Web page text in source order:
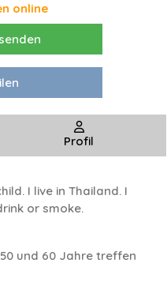
online
Profil
I live in Thailand. I
or smoke.
und 60 Jahre treffen